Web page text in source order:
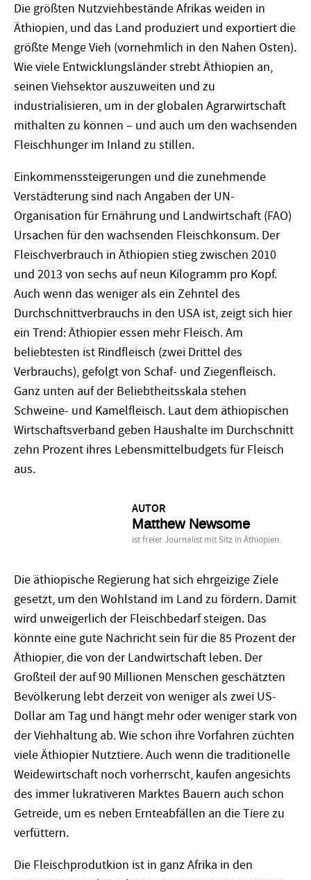
Die größten Nutzviehbestände Afrikas weiden in
Äthiopien, und das Land produziert und exportiert die
größte Menge Vieh (vornehmlich in den Nahen Osten).
Wie viele Entwicklungsländer strebt Äthiopien an,
seinen Viehsektor auszuweiten und zu
industrialisieren, um in der globalen Agrarwirtschaft
mithalten zu können – und auch um den wachsenden
Fleischhunger im Inland zu stillen.
Einkommenssteigerungen und die zunehmende
Verstädterung sind nach Angaben der UN-
Organisation für Ernährung und Landwirtschaft (FAO)
Ursachen für den wachsenden Fleischkonsum. Der
Fleischverbrauch in Äthiopien stieg zwischen 2010
und 2013 von sechs auf neun Kilogramm pro Kopf.
Auch wenn das weniger als ein Zehntel des
Durchschnittverbrauchs in den USA ist, zeigt sich hier
ein Trend: Äthiopier essen mehr Fleisch. Am
beliebtesten ist Rindfleisch (zwei Drittel des
Verbrauchs), gefolgt von Schaf- und Ziegenfleisch.
Ganz unten auf der Beliebtheitsskala stehen
Schweine- und Kamelfleisch. Laut dem äthiopischen
Wirtschaftsverband geben Haushalte im Durchschnitt
zehn Prozent ihres Lebensmittelbudgets für Fleisch
aus.
AUTOR
Matthew Newsome
ist freier Journalist mit Sitz in Äthiopien.
Die äthiopische Regierung hat sich ehrgeizige Ziele
gesetzt, um den Wohlstand im Land zu fördern. Damit
wird unweigerlich der Fleischbedarf steigen. Das
könnte eine gute Nachricht sein für die 85 Prozent der
Äthiopier, die von der Landwirtschaft leben. Der
Großteil der auf 90 Millionen Menschen geschätzten
Bevölkerung lebt derzeit von weniger als zwei US-
Dollar am Tag und hängt mehr oder weniger stark von
der Viehhaltung ab. Wie schon ihre Vorfahren züchten
viele Äthiopier Nutztiere. Auch wenn die traditionelle
Weidewirtschaft noch vorherrscht, kaufen angesichts
des immer lukrativeren Marktes Bauern auch schon
Getreide, um es neben Ernteabfällen an die Tiere zu
verfüttern.
Die Fleischprodutkion ist in ganz Afrika in den